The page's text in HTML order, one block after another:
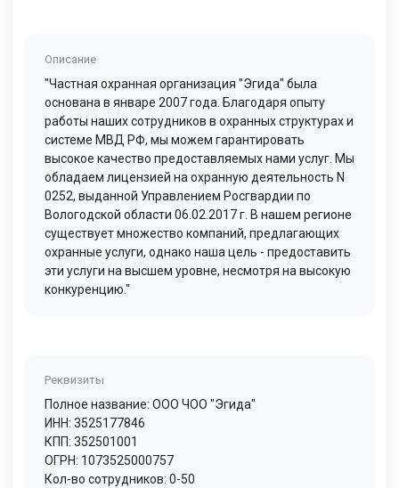
Описание
"Частная охранная организация "Эгида" была
основана в январе 2007 года. Благодаря опыту
работы наших сотрудников в охранных структурах и
системе МВД РФ, мы можем гарантировать
высокое качество предоставляемых нами услуг. Мы
обладаем лицензией на охранную деятельность N
0252, выданной Управлением Росгвардии по
Вологодской области 06.02.2017 г. В нашем регионе
существует множество компаний, предлагающих
охранные услуги, однако наша цель - предоставить
эти услуги на высшем уровне, несмотря на высокую
конкуренцию."
Реквизиты
Полное название: ООО ЧОО "Эгида"
ИНН: 3525177846
КПП: 352501001
ОГРН: 1073525000757
Кол-во сотрудников: 0-50